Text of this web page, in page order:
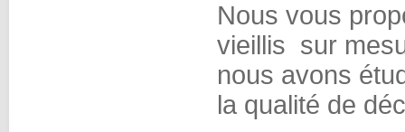
Nous vous
vieillis sur
nous avons
la qualité de